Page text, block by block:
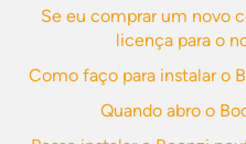
Se eu comprar um novo
licença para o
Como faço para instalar o
Quando abro o